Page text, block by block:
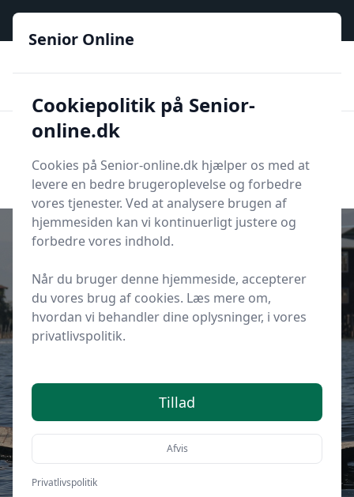
Søg
Udgivet iUnderholdning
Hvile Krydsord
AfSenior Online
Senior Online
Cookiepolitik på Senior-
online.dk
Cookies på Senior-online.dk hjælper os med at
levere en bedre brugeroplevelse og forbedre
vores tjenester. Ved at analysere brugen af
hjemmesiden kan vi kontinuerligt justere og
forbedre vores indhold.
Når du bruger denne hjemmeside, accepterer
du vores brug af cookies. Læs mere om,
hvordan vi behandler dine oplysninger, i vores
privatlivspolitik.
Tillad
Afvis
Privatlivspolitik